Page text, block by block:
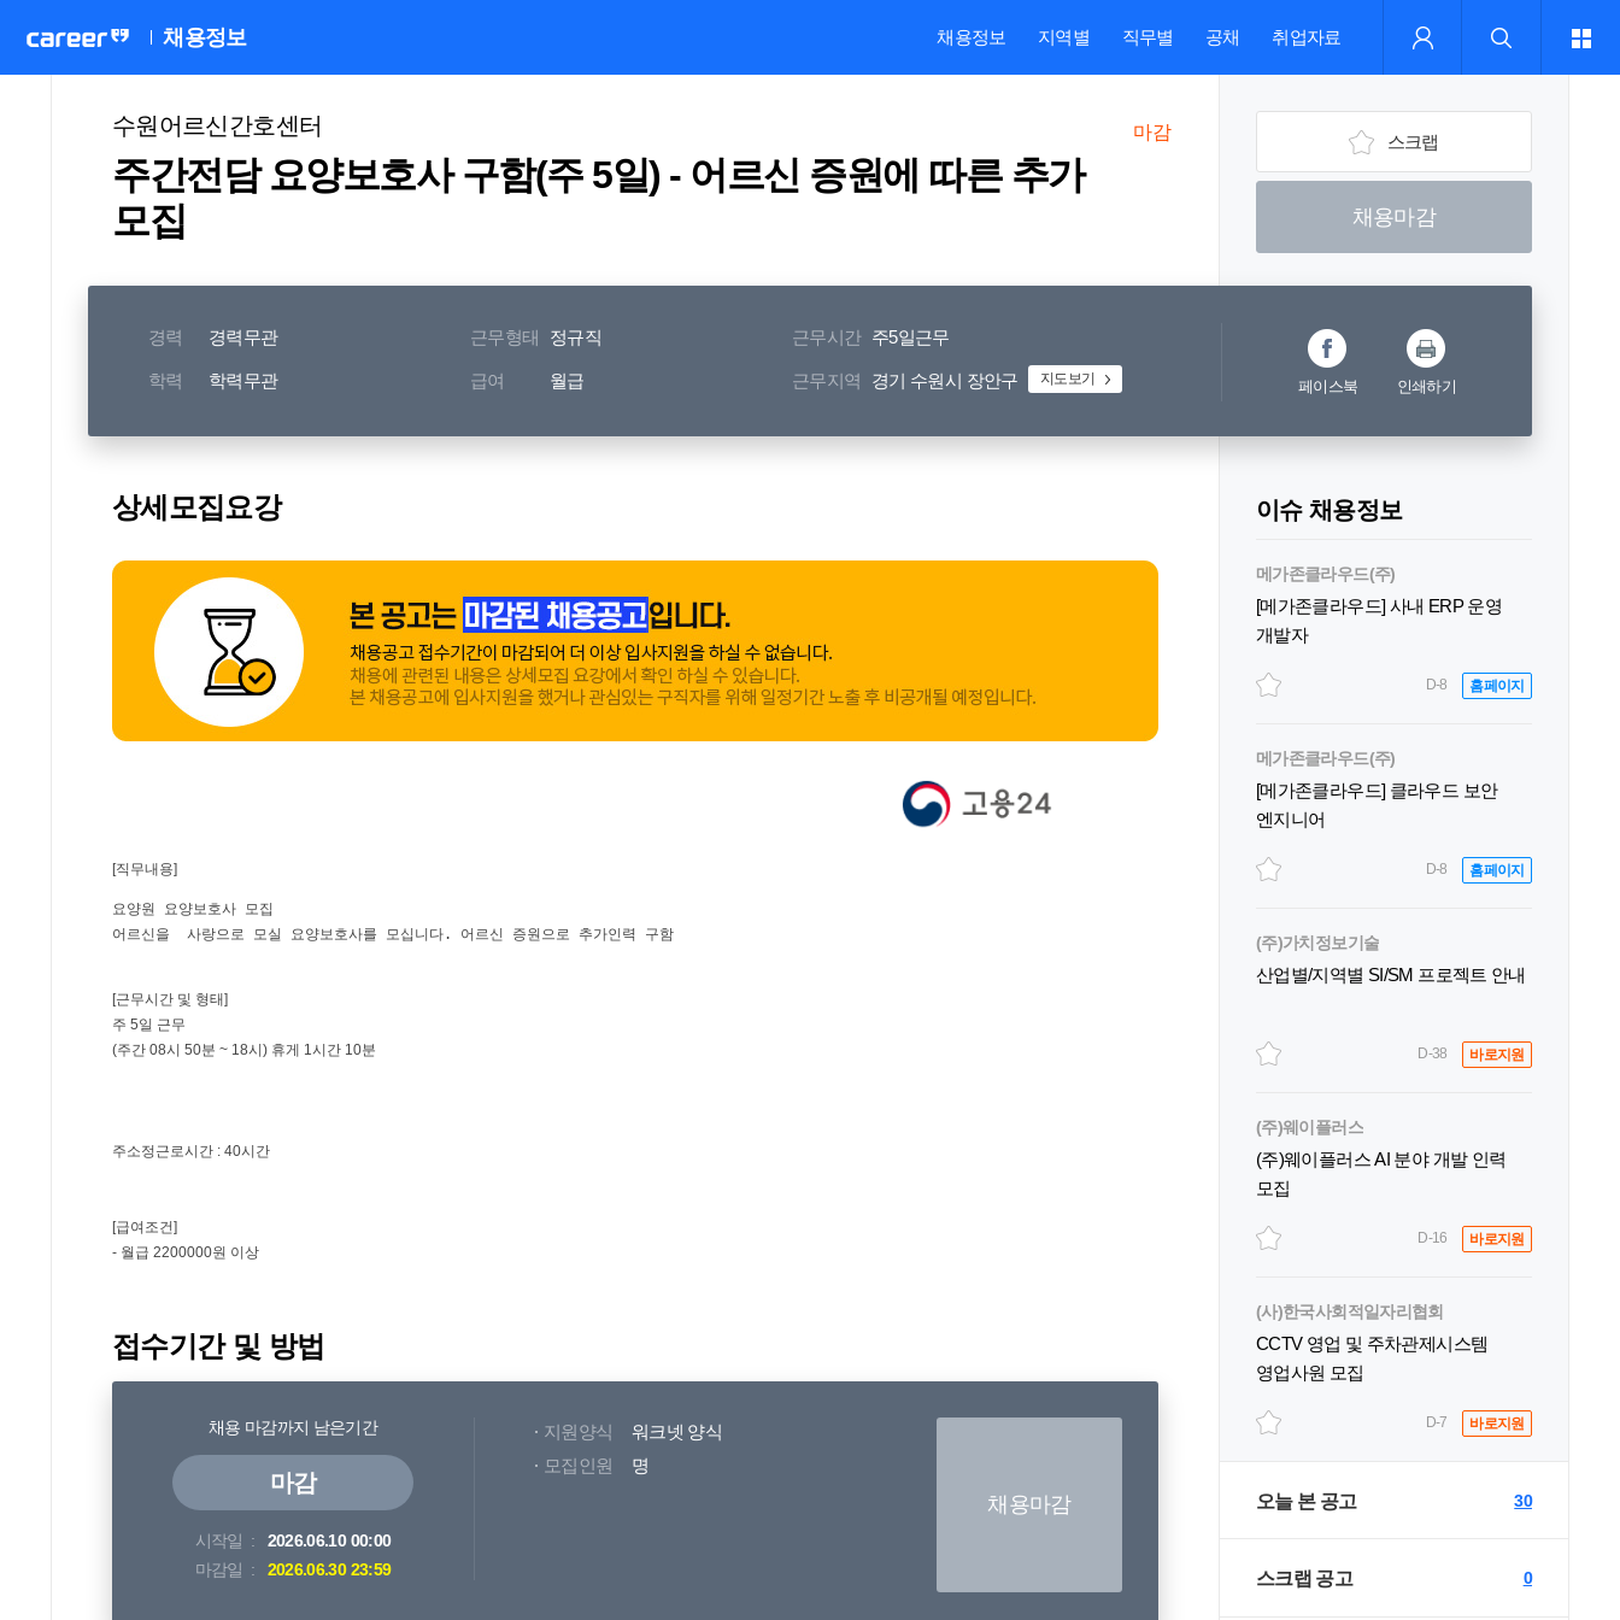
채용정보 채용정보 지역별 직무별 공채 취업자료
수원어르신간호센터
주간전담 요양보호사 구함(주 5일) - 어르신 증원에 따른 추가
모집
마감 스크랩
채용마감
경력 경력무관 근무형태 정규직 근무시간 주5일근무
학력 학력무관 급여 월급 근무지역 경기 수원시 장안구 지도보기 페이스북 인쇄하기
상세모집요강
접수기간 및 방법
채용 마감까지 남은기간
마감
시작일
2026.06.10 00:00
마감일
2026.06.30 23:59
지원양식
워크넷 양식
모집인원
명
채용마감
이슈 채용정보
메가존클라우드(주)
[메가존클라우드] 사내 ERP 운영
개발자
D-8 홈페이지
메가존클라우드(주)
[메가존클라우드] 클라우드 보안
엔지니어
D-8 홈페이지
(주)가치정보기술
산업별/지역별 SI/SM 프로젝트 안내
D-38 바로지원
(주)웨이플러스
(주)웨이플러스 AI 분야 개발 인력
모집
D-16 바로지원
(사)한국사회적일자리협회
CCTV 영업 및 주차관제시스템
영업사원 모집
D-7 바로지원
오늘 본 공고 30
스크랩 공고 0